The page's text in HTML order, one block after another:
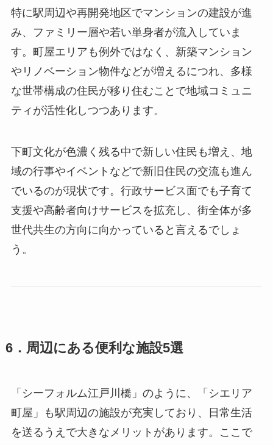
特に駅周辺や再開発地区でマンションの建設が進
み、ファミリー層や若い単身者が流入していま
す。町屋エリアも例外ではなく、新築マンション
やリノベーション物件などが増えるにつれ、多様
な世帯構成の住民が移り住むことで地域コミュニ
ティが活性化しつつあります。
下町文化が色濃く残る中で新しい住民も増え、地
域の行事やイベントなどで新旧住民の交流も進ん
でいるのが現状です。行政サービス面でも子育て
支援や高齢者向けサービスを拡充し、街全体が多
世代共生の方向に向かっていると言えるでしょ
う。
6．周辺にある便利な施設5選
「シーフォルム江戸川橋」のように、「シエリア
町屋」も駅周辺の施設が充実しており、日常生活
を送るうえで大きなメリットがあります。ここで